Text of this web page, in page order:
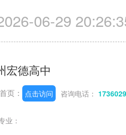
06-29
宏德高中
页： 点击访问 咨询电话：
业：